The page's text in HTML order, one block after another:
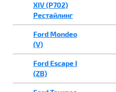
XIV (P702)
Рестайлинг
Ford Mondeo
(V)
Ford Escape I
(ZB)